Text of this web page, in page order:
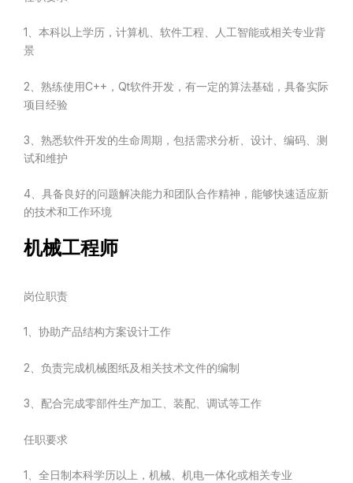
1、本科以上学历，计算机、软件工程、人工智能或相关专业背
景
2、熟练使用C++，Qt软件开发，有一定的算法基础，具备实际
项目经验
3、熟悉软件开发的生命周期，包括需求分析、设计、编码、测
试和维护
4、具备良好的问题解决能力和团队合作精神，能够快速适应新
的技术和工作环境
机械工程师
岗位职责
1、协助产品结构方案设计工作
2、负责完成机械图纸及相关技术文件的编制
3、配合完成零部件生产加工、装配、调试等工作
任职要求
1、全日制本科学历以上，机械、机电一体化或相关专业